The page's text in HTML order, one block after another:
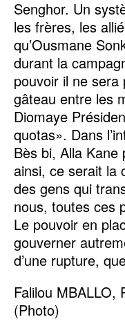
Senghor. Un
les frères, les
qu’Ousmane
durant la
pouvoir il ne
gâteau entre les
Diomaye
quotas». Dans
Bès bi, Alla Kane
ainsi, ce serait la
des gens qui
nous, toutes ces
Le pouvoir en
gouverner
d’une rupture,
Falilou MBALLO,
(Photo)